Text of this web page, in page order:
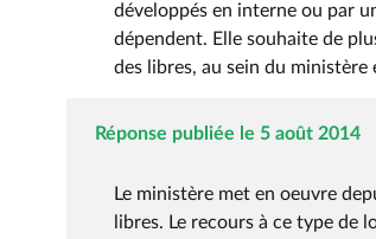
développés en interne ou par
dépendent. Elle souhaite de
des libres, au sein du
Réponse publiée le 5 août 2014
Le ministère met en oeuvre
libres. Le recours à ce type de